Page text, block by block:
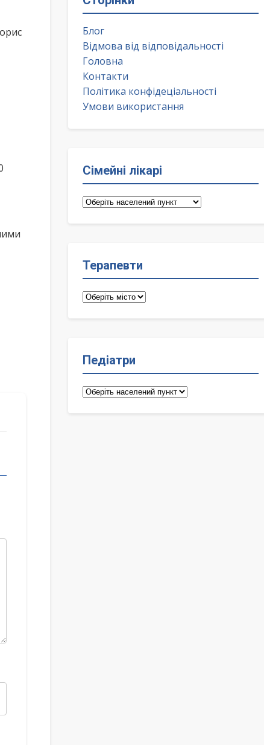
Блог
Відмова від відповідальності
Головна
Контакти
Політика конфідеціальності
Умови використання
Сімейні лікарі
Сімейні
Терапевти
Терапевти
Педіатри
Педіатри